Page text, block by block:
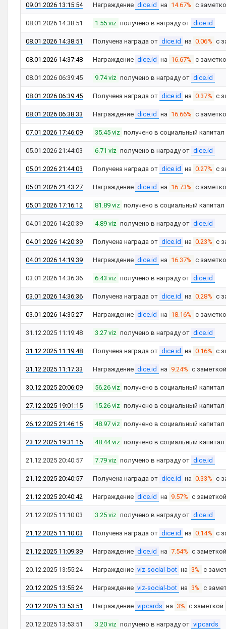
09.01.2026 13:15:54 Награждение dice.id на 14.67% с
08.01.2026 14:38:51 1.55 viz получено в награду от dice.id
08.01.2026 14:38:51 Получена награда от dice.id на 0.06% с
08.01.2026 14:37:48 Награждение dice.id на 16.67% с
08.01.2026 06:39:45 9.74 viz получено в награду от dice.id
08.01.2026 06:39:45 Получена награда от dice.id на 0.37% с
08.01.2026 06:38:33 Награждение dice.id на 16.66% с
07.01.2026 17:46:09 35.45 viz получено в социальный
05.01.2026 21:44:03 6.71 viz получено в награду от dice.id
05.01.2026 21:44:03 Получена награда от dice.id на 0.27% с
05.01.2026 21:43:27 Награждение dice.id на 16.73% с
05.01.2026 17:16:12 81.89 viz получено в социальный
04.01.2026 14:20:39 4.89 viz получено в награду от dice.id
04.01.2026 14:20:39 Получена награда от dice.id на 0.23% с
04.01.2026 14:19:39 Награждение dice.id на 16.37% с
03.01.2026 14:36:36 6.43 viz получено в награду от dice.id
03.01.2026 14:36:36 Получена награда от dice.id на 0.28% с
03.01.2026 14:35:27 Награждение dice.id на 18.16% с
31.12.2025 11:19:48 3.27 viz получено в награду от dice.id
31.12.2025 11:19:48 Получена награда от dice.id на 0.16% с
31.12.2025 11:17:33 Награждение dice.id на 9.24% с
30.12.2025 20:06:09 56.26 viz получено в социальный
27.12.2025 19:01:15 15.26 viz получено в социальный
26.12.2025 21:46:15 48.97 viz получено в социальный
23.12.2025 19:31:15 48.44 viz получено в социальный
21.12.2025 20:40:57 7.79 viz получено в награду от dice.id
21.12.2025 20:40:57 Получена награда от dice.id на 0.33% с
21.12.2025 20:40:42 Награждение dice.id на 9.57% с
21.12.2025 11:10:03 3.25 viz получено в награду от dice.id
21.12.2025 11:10:03 Получена награда от dice.id на 0.14% с
21.12.2025 11:09:39 Награждение dice.id на 7.54% с
20.12.2025 13:55:24 Награждение viz-social-bot на 3% с
20.12.2025 13:55:24 Награждение viz-social-bot на 3% с
20.12.2025 13:53:51 Награждение vipcards на 3% с заметкой
20.12.2025 13:53:51 3.20 viz получено в награду от vipcards